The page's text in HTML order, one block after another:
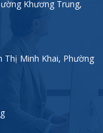
Khương Trung,
Thị Minh Khai, Phường